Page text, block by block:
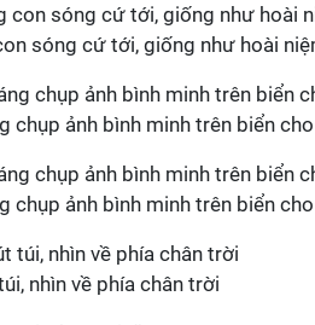
sóng cứ tới, giống như hoài
chụp ảnh bình minh trên biển
chụp ảnh bình minh trên biển
nhìn về phía chân trời